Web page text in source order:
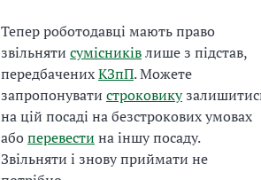
Тепер роботодавці мають право
звільняти сумісниківлише з підстав,
передбаченихКЗпП. Можете
запропонувати строковику
на цій посаді на безстрокових умовах
абоперевести на іншу посаду.
Звільняти і знову приймати не